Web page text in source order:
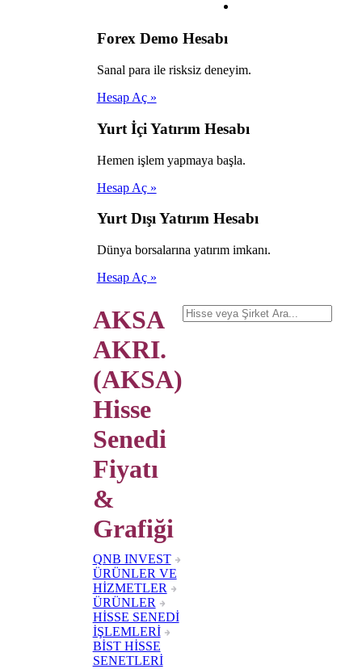
Forex Demo Hesabı
Sanal para ile risksiz deneyim.
Hesap Aç »
Yurt İçi Yatırım Hesabı
Hemen işlem yapmaya başla.
Hesap Aç »
Yurt Dışı Yatırım Hesabı
Dünya borsalarına yatırım imkanı.
Hesap Aç »
AKSA
AKRI.
(AKSA)
Hisse
Senedi
Fiyatı
&
Grafiği
QNB INVEST
ÜRÜNLER VE
HİZMETLER
ÜRÜNLER
HİSSE SENEDİ
İŞLEMLERİ
BİST HİSSE
SENETLERİ